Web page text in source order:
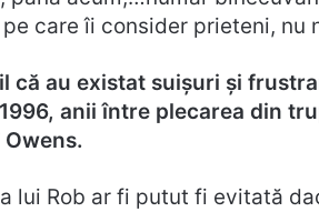
care îi consider prieteni, nu
că au existat suișuri și
anii între plecarea din
Owens.
lui Rob ar fi putut fi evitată